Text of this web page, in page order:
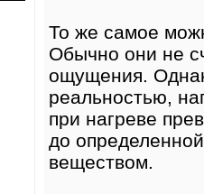
То же самое
Обычно они не
ощущения.
реальностью,
при нагреве
до
веществом.